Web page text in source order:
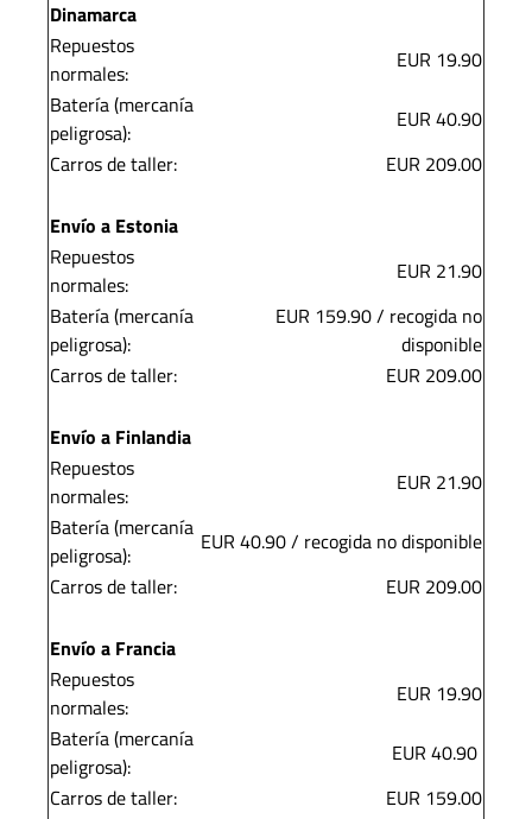
Dinamarca
Repuestos
normales:
EUR 19.90
Batería (mercanía
peligrosa):
EUR 40.90
Carros de taller:
EUR 209.00
Envío a Estonia
Repuestos
normales:
EUR 21.90
Batería (mercanía
peligrosa):
EUR 159.90 / recogida no
disponible
Carros de taller:
EUR 209.00
Envío a Finlandia
Repuestos
normales:
EUR 21.90
Batería (mercanía
peligrosa):
EUR 40.90 / recogida no disponible
Carros de taller:
EUR 209.00
Envío a Francia
Repuestos
normales:
EUR 19.90
Batería (mercanía
peligrosa):
EUR 40.90
Carros de taller:
EUR 159.00